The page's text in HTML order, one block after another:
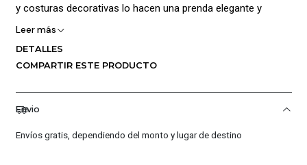
y costuras decorativas lo hacen una prenda elegante y
versátil, La suela de goma acolchadas van desde el talón
Leer más
DETALLES
COMPARTIR ESTE PRODUCTO
Envio
Envíos gratis, dependiendo del monto y lugar de destino